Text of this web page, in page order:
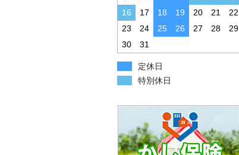
16
17 18 19 20 21
22
23
24 25 26 27 28
29
30
31
定休日
特別休日